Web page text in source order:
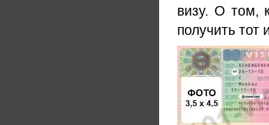
визу. О том,
получить тот